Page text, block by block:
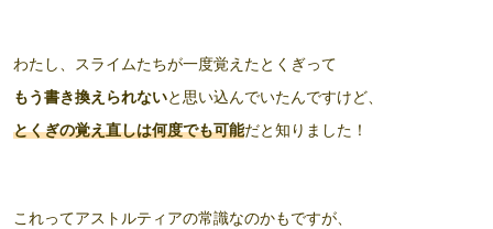
わたし、スライムたちが一度覚えたとくぎって
もう書き換えられないと思い込んでいたんですけど、
とくぎの覚え直しは何度でも可能だと知りました！
これってアストルティアの常識なのかもですが、